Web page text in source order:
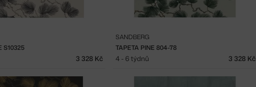
S10325
3 328 Kč
TAPETA PINE 804-78
SANDBERG
4 - 6 týdnů 3 328 Kč